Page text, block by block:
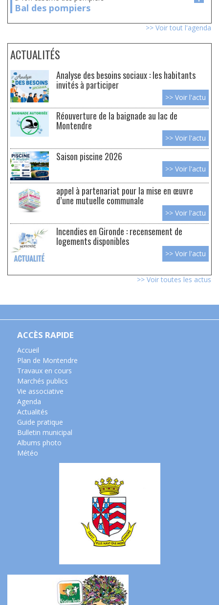
Bal des pompiers
>> Voir tout l'agenda
ACTUALITÉS
Analyse des besoins sociaux : les habitants
invités à participer
>> Voir l'actu
Réouverture de la baignade au lac de
Montendre
>> Voir l'actu
Saison piscine 2026
>> Voir l'actu
appel à partenariat pour la mise en œuvre
d’une mutuelle communale
>> Voir l'actu
Incendies en Gironde : recensement de
logements disponibles
>> Voir l'actu
>> Voir toutes les actus
ACCÈS RAPIDE
Accueil
Plan de Montendre
Travaux en cours
Marchés publics
Vie associative
Agenda
Actualités
Guide pratique
Bulletin municipal
Albums photo
Météo